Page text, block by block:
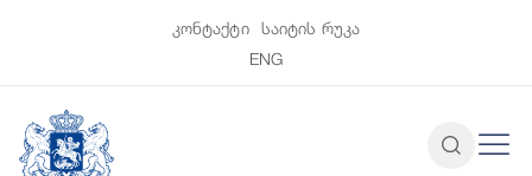
კონტაქტი
საიტის რუკა
ENG